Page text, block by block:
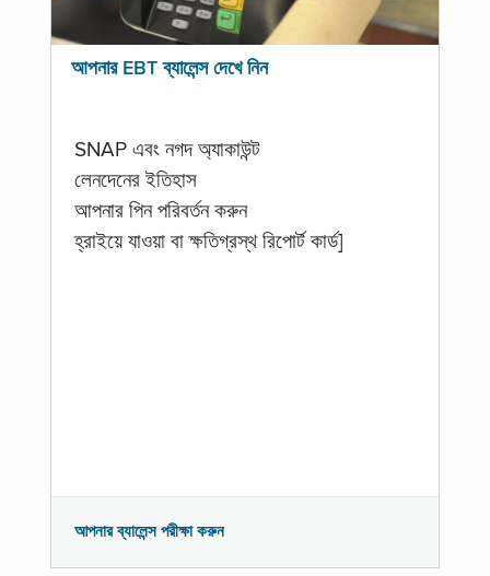
আপনার EBT ব্যালেন্স দেখে নিন
SNAP এবং নগদ অ্যাকাউন্ট
লেনদেনের ইতিহাস
আপনার পিন পরিবর্তন করুন
হ্রাইয়ে যাওয়া বা ক্ষতিগ্রস্থ রিপোর্ট কার্ড]
আপনার ব্যালেন্স পরীক্ষা করুন